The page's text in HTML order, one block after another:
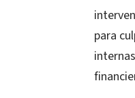
para